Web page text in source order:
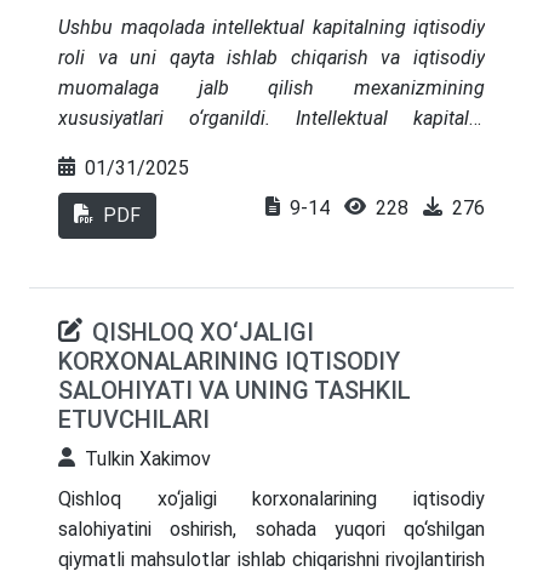
taʼsirlarni yumshatish va barqaror rivojlanishni
taʼminlash uchun integratsiyalashgan siyosatlarga
ehtiyoj taʼkidlangan. Takliflar raqamli infratuzilmani
rivojlantirish va yashil innovatsiyalarga investitsiya
qilishni oʻz ichiga oladi.
Ushbu maqolada intellektual kapitalning iqtisodiy
roli va uni qayta ishlab chiqarish va iqtisodiy
muomalaga jalb qilish mexanizmining
xususiyatlari o‘rganildi. Intellektual kapitalni
qonuniyatlarini tushunish va zarur shart-
sharoitlarni yaratish hozirgi vaqtda iqtisodiy
nazariya va iqtisodiy amaliyotning eng dolzarb
iqtisodiy muomalaga jalb qilish mexanizmining
xususiyatlari o‘rganilgan.
01/31/2025
PDF 9-14 228 276
QISHLOQ XO‘JALIGI
KORXONALARINING IQTISODIY
SALOHIYATI VA UNING TASHKIL
ETUVCHILARI
Tulkin Xakimov
Qishloq xo‘jaligi korxonalarining iqtisodiy
salohiyatini oshirish, sohada yuqori qo‘shilgan
qiymatli mahsulotlar ishlab chiqarishni rivojlantirish